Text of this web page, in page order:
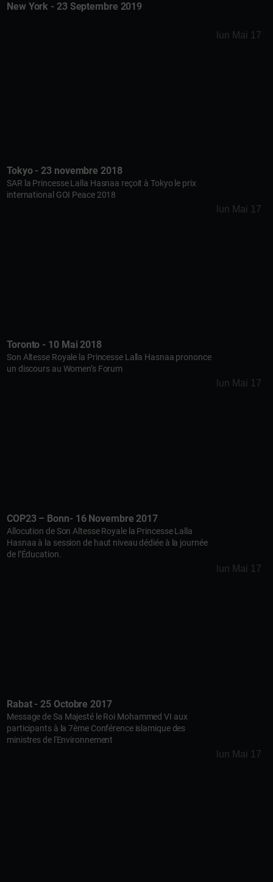
New York - 23 Septembre 2019
lun Mai 17
Tokyo - 23 novembre 2018
SAR la Princesse Lalla Hasnaa reçoit à Tokyo le prix
international GOI Peace 2018
lun Mai 17
Toronto - 10 Mai 2018
Son Altesse Royale la Princesse Lalla Hasnaa prononce
un discours au Women’s Forum
lun Mai 17
COP23 – Bonn- 16 Novembre 2017
Allocution de Son Altesse Royale la Princesse Lalla
Hasnaa à la session de haut niveau dédiée à la journée
de l’Éducation.
lun Mai 17
Rabat - 25 Octobre 2017
Message de Sa Majesté le Roi Mohammed VI aux
participants à la 7ème Conférence islamique des
ministres de l'Environnement
lun Mai 17